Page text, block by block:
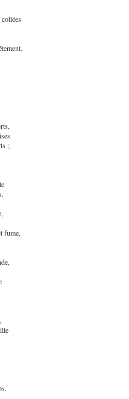
;
fume,